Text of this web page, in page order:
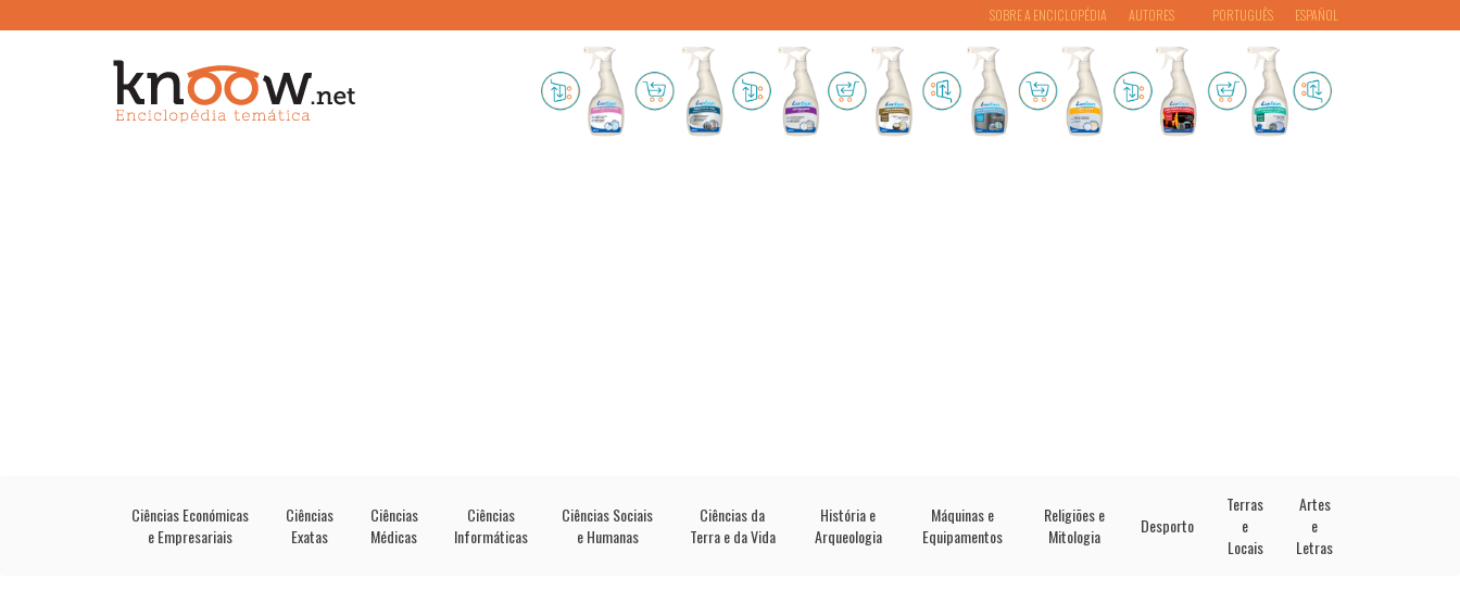
PORTUGUÊS ESPAÑOL
SOBRE A ENCICLOPÉDIA AUTORES
Ciências Económicas
e Empresariais
Ciências
Exatas
Ciências
Médicas
Ciências
Informáticas
Ciências Sociais
e Humanas
Ciências da
Terra e da Vida
História e
Arqueologia
Máquinas e
Equipamentos
Religiões e
Mitologia
Desporto
Terras
e
Locais
Artes
e
Letras